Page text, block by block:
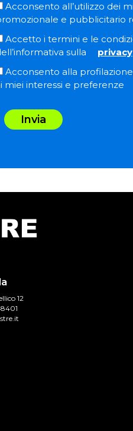
Acconsento all’utilizzo dei
e pubblicitario
Accetto i termini e le
sulla
privacy
Acconsento alla
miei interessi e preferenze
Invia
12